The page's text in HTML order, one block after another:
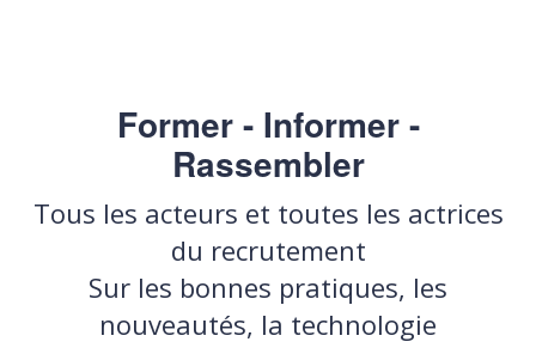
Former - Informer -
Rassembler
Tous les acteurs et toutes les actrices
du recrutement
Sur les bonnes pratiques, les
nouveautés, la technologie